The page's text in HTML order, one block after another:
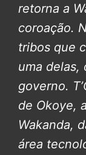
retorna a
coroação.
tribos que
uma delas,
governo.
de Okoye,
Wakanda,
área